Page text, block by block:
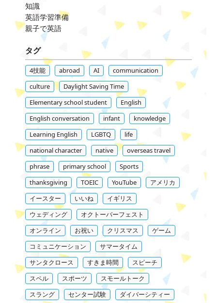
知識
英語学習準備
親子で英語
タグ
4技能 abroad AI
communication
culture
Daylight Saving Time
Elementary school student
English
English conversation
infant
knowledge
Learning English
LGBTQ
life
national character
native
overseas travel
phrase
primary school
Sports
thanksgiving
TOEIC YouTube
アメリカ
イースター
いいね
イギリス
ウェディング
オクトーバーフェスト
オンライン
お祝い クリスマス
ゲーム
コミュニケーション
サマータイム
サンタクロース
すきま時間
スピーチ
スペル
スポーツ
スモールトーク
スラング
センター試験
ダイバーシティー